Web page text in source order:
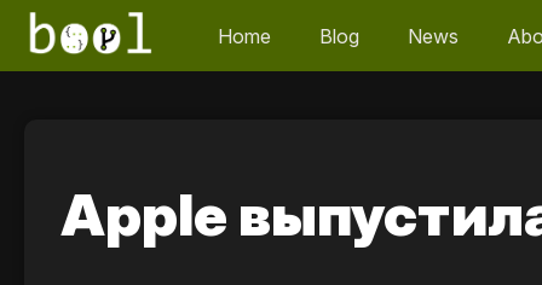
Home Blog News
Apple